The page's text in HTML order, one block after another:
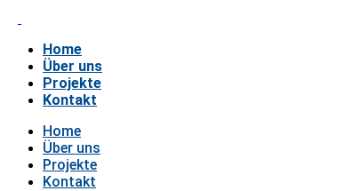
Home
Über uns
Projekte
Kontakt
Home
Über uns
Projekte
Kontakt